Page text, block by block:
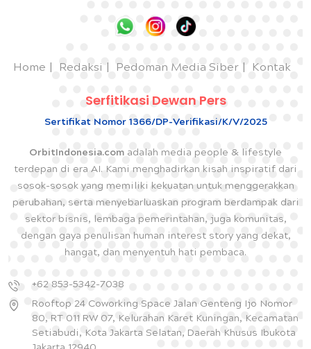
Home Redaksi Pedoman Media Siber Kontak
Serfitikasi Dewan Pers
Sertifikat Nomor 1366/DP-Verifikasi/K/V/2025
OrbitIndonesia.com adalah media people & lifestyle
terdepan di era AI. Kami menghadirkan kisah inspiratif dari
sosok-sosok yang memiliki kekuatan untuk menggerakkan
perubahan, serta menyebarluaskan program berdampak dari
sektor bisnis, lembaga pemerintahan, juga komunitas,
dengan gaya penulisan human interest story yang dekat,
hangat, dan menyentuh hati pembaca.
+62 853-5342-7038
Rooftop 24 Coworking Space Jalan Genteng Ijo Nomor
80, RT 011 RW 07, Kelurahan Karet Kuningan, Kecamatan
Setiabudi, Kota Jakarta Selatan, Daerah Khusus Ibukota